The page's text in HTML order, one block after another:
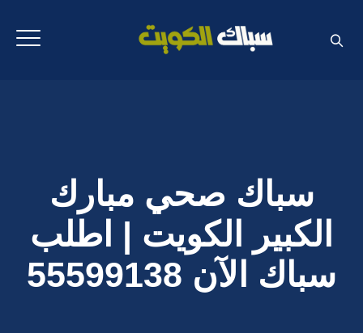
سباك صحي مبارك
الكبير الكويت | اطلب
سباك الآن 55599138